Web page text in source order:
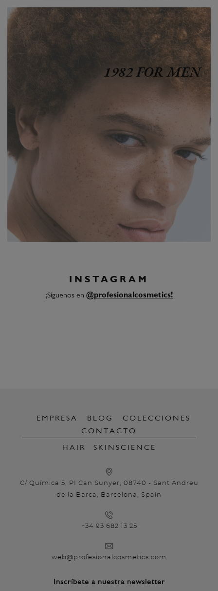
1982 FOR MEN
INSTAGRAM
¡Síguenos en @profesionalcosmetics!
EMPRESA BLOG
COLECCIONES
CONTACTO
HAIR SKINSCIENCE
C/ Química 5, PI Can Sunyer, 08740 - Sant Andreu
de la Barca, Barcelona, Spain
+34 93 682 13 25
web@profesionalcosmetics.com
Inscríbete a nuestra newsletter